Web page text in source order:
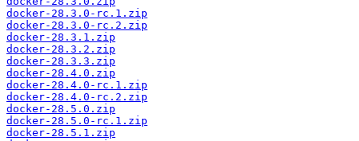
docker-28.3.0-rc.1.zip
docker-28.3.0-rc.2.zip
docker-28.3.1.zip
docker-28.3.2.zip
docker-28.3.3.zip
docker-28.4.0.zip
docker-28.4.0-rc.1.zip
docker-28.4.0-rc.2.zip
docker-28.5.0.zip
docker-28.5.0-rc.1.zip
docker-28.5.1.zip